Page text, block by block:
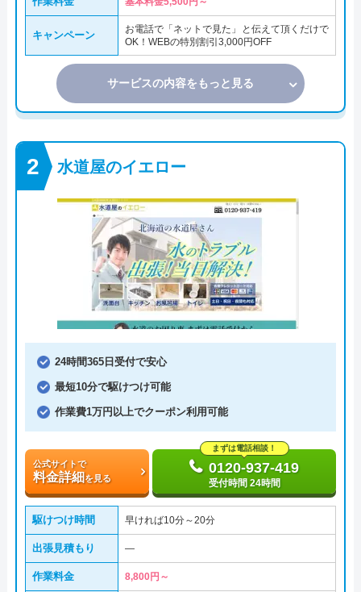
キャンペーン
お電話で「ネットで見た」と伝えて頂くだけで
OK！WEBの特別割引3,000円OFF
サービスの内容をもっと見る
水道屋のイエロー
24時間365日受付で安心
最短10分で駆けつけ可能
作業費1万円以上でクーポン利用可能
公式サイトで
料金詳細を見る
まずは電話相談！
0120-937-419
受付時間 24時間
駆けつけ時間 早ければ10分～20分
出張見積もり ―
作業料金 8,800円～